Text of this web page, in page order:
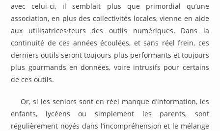
avec celui-ci, il semblait plus que primordial qu’une
association, en plus des collectivités locales, vienne en aide
aux utilisatrices·teurs des outils numériques. Dans la
continuité de ces années écoulées, et sans réel frein, ces
derniers outils seront toujours plus performants et toujours
plus gourmands en données, voire intrusifs pour certains
de ces outils.
Or, si les seniors sont en réel manque d’information, les
enfants, lycéens ou simplement les parents, sont
régulièrement noyés dans l’incompréhension et le mélange